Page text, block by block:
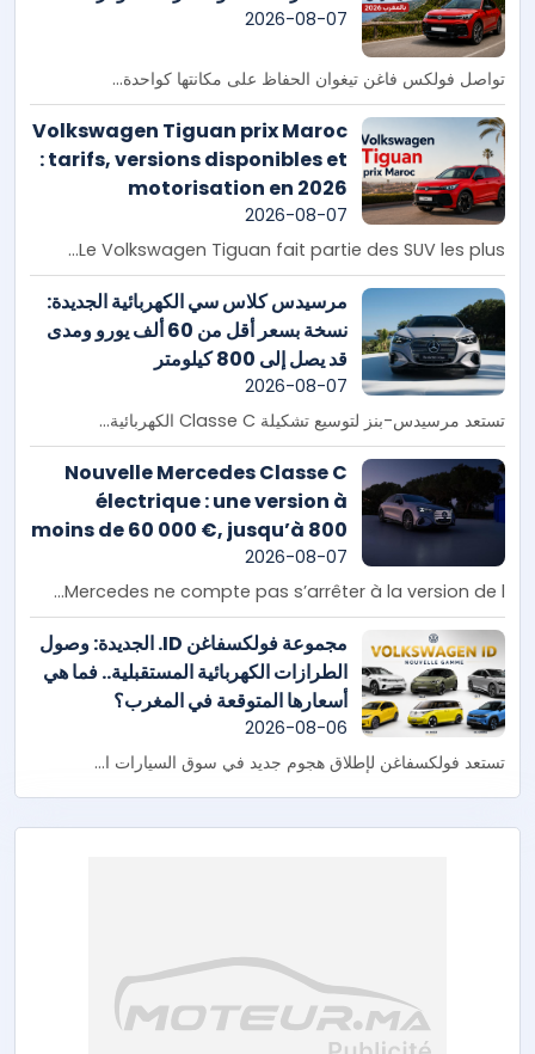
2026-08-07
تواصل فولكس فاغن تيغوان الحفاظ على مكانتها كواحدة...
Volkswagen Tiguan prix Maroc
: tarifs, versions disponibles et
motorisation en 2026
2026-08-07
Le Volkswagen Tiguan fait partie des SUV les plus...
مرسيدس كلاس سي الكهربائية الجديدة:
نسخة بسعر أقل من 60 ألف يورو ومدى
قد يصل إلى 800 كيلومتر
2026-08-07
تستعد مرسيدس-بنز لتوسيع تشكيلة Classe C الكهربائية...
Nouvelle Mercedes Classe C
électrique : une version à
moins de 60 000 €, jusqu’à 800
km d’autonomie et plusieurs
nouveautés à venir
2026-08-07
Mercedes ne compte pas s’arrêter à la version de l...
مجموعة فولكسفاغن ID. الجديدة: وصول
الطرازات الكهربائية المستقبلية.. فما هي
أسعارها المتوقعة في المغرب؟
2026-08-06
تستعد فولكسفاغن لإطلاق هجوم جديد في سوق السيارات ا...